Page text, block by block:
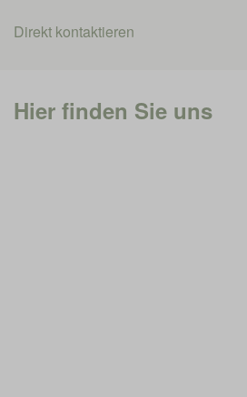
Direkt kontaktieren
Hier finden Sie uns